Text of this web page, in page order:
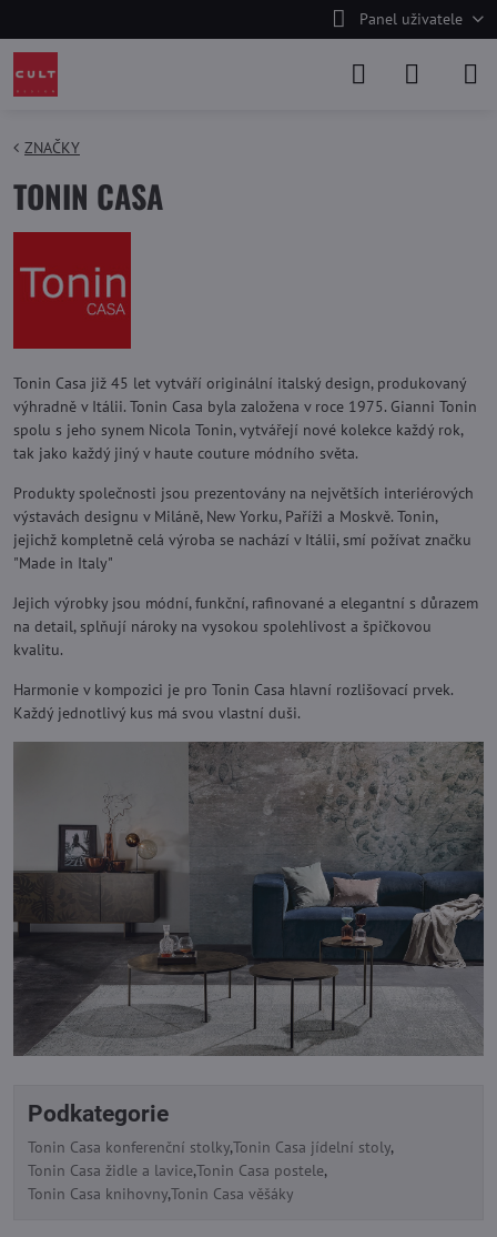
Panel uživatele
ZNAČKY
TONIN CASA
Tonin Casa již 45 let vytváří originální italský design, produkovaný
výhradně v Itálii. Tonin Casa byla založena v roce 1975. Gianni Tonin
spolu s jeho synem Nicola Tonin, vytvářejí nové kolekce každý rok,
tak jako každý jiný v haute couture módního světa.
Produkty společnosti jsou prezentovány na největších interiérových
výstavách designu v Miláně, New Yorku, Paříži a Moskvě. Tonin,
jejichž kompletně celá výroba se nachází v Itálii, smí požívat značku
"Made in Italy"
Jejich výrobky jsou módní, funkční, rafinované a elegantní s důrazem
na detail, splňují nároky na vysokou spolehlivost a špičkovou
kvalitu.
Harmonie v kompozici je pro Tonin Casa hlavní rozlišovací prvek.
Každý jednotlivý kus má svou vlastní duši.
Podkategorie
Tonin Casa konferenční stolkyTonin Casa jídelní stoly
Tonin Casa židle a laviceTonin Casa postele
Tonin Casa knihovnyTonin Casa věšáky